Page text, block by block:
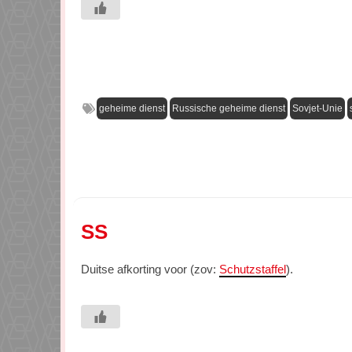
geheime dienst Russische geheime dienst Sovjet-Unie
SS
Duitse afkorting voor (zov: Schutzstaffel).